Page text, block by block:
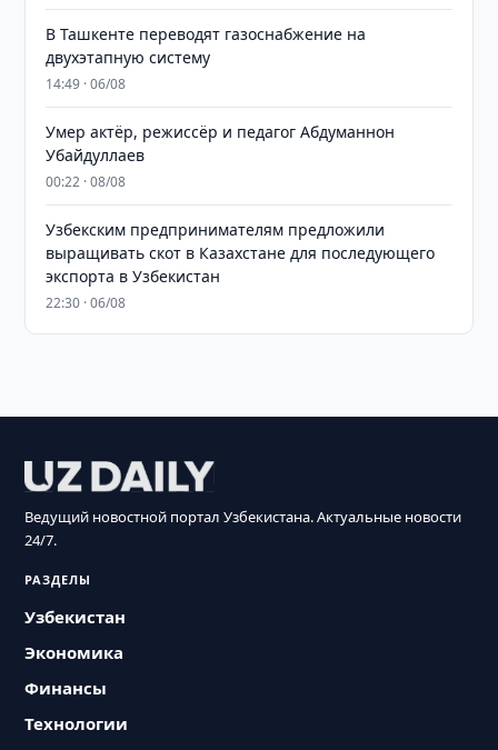
В Ташкенте переводят газоснабжение на
двухэтапную систему
14:49 · 06/08
Умер актёр, режиссёр и педагог Абдуманнон
Убайдуллаев
00:22 · 08/08
Узбекским предпринимателям предложили
выращивать скот в Казахстане для последующего
экспорта в Узбекистан
22:30 · 06/08
Ведущий новостной портал Узбекистана. Актуальные новости
24/7.
РАЗДЕЛЫ
Узбекистан
Экономика
Финансы
Технологии